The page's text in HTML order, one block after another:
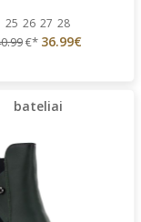
25 26 27 28
€* 36.99€
bateliai